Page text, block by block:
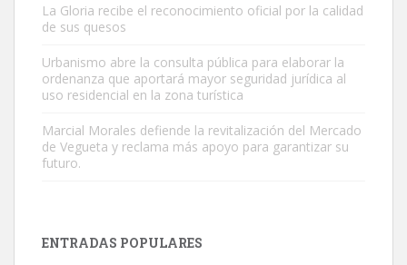
Busco adopción responsable para mi perra. Pastor alemán,
Leales.org » Gran Canaria | 6.7.2025
La Gloria recibe el reconocimiento oficial por la calidad
de sus quesos
Urbanismo abre la consulta pública para elaborar la
ordenanza que aportará mayor seguridad jurídica al
uso residencial en la zona turística
Marcial Morales defiende la revitalización del Mercado
de Vegueta y reclama más apoyo para garantizar su
futuro.
ENTRADAS POPULARES